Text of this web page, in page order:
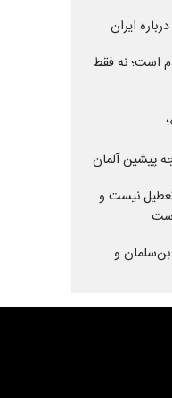
ایران
است؛ نه فقط
پیشین آلمان
نیست و
بن‌سلمان و